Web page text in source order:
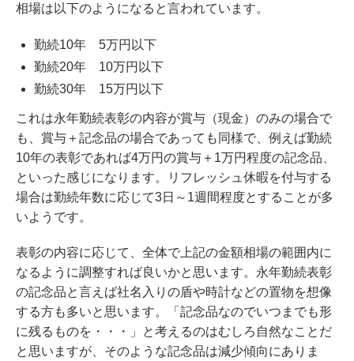
相場は以下のようになると言われています。
勤続10年 5万円以下
勤続20年 10万円以下
勤続30年 15万円以下
これは永年勤続表彰の内容が賞与（現金）のみの場合で
も、賞与＋記念品の場合であっても同様で、例えば勤続
10年の表彰であれば4万円の賞与＋1万円程度の記念品、
といった感じになります。リフレッシュ休暇を付与する
場合は勤続年数に応じて3日～1週間程度とすることが多
いようです。
表彰の内容に応じて、全体で上記の金額相場の範囲内に
なるように調整すれば良いかと思います。永年勤続表彰
の記念品と言えば社名入りの盾や時計などの置物を想像
する方も多いと思います。「記念品なのでいつまでも形
に残るものを・・・」と考えるのはむしろ自然なことだ
と思いますが、そのような記念品は減少傾向にありま